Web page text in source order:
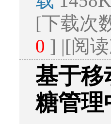
[下载次
0 ] |[阅读
基于移
糖管理